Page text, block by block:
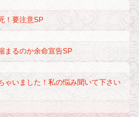
！要注意SP
まるのか余命宣告SP
ゃいました！私の悩み聞いて下さい